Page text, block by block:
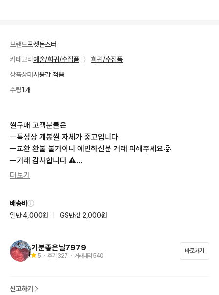
브랜드포켓몬스터
카테고리 예술/희귀/수집품 〉
희귀/수집품
상품상태사용감 적음
수량1개
씰구매 고객분들은
ㅡ특성상 개봉씰 자체가 중고입니다
ㅡ교환 환불 불가이니 예민하신분 거래 피해주세요🥲
ㅡ거래 감사합니다 ⚠️
💗가격에 불만 있으신 분들은 다른분들과 거래 추천 드려요🙏💗
매너거래 부탁드립니다🙂💗
⭐️ 포켓몬 띠부씰 시즌4
ㅡ장당 1000부터 7000까지 개별금액 다르니 문의주세요
ㅡ만원이상 거래해요
더보기
배송비
일반 4,000원
GS반값 2,000원
기분좋은날7979
5 ・ 후기 327 ・ 거래내역 540
바로가기
신고하기